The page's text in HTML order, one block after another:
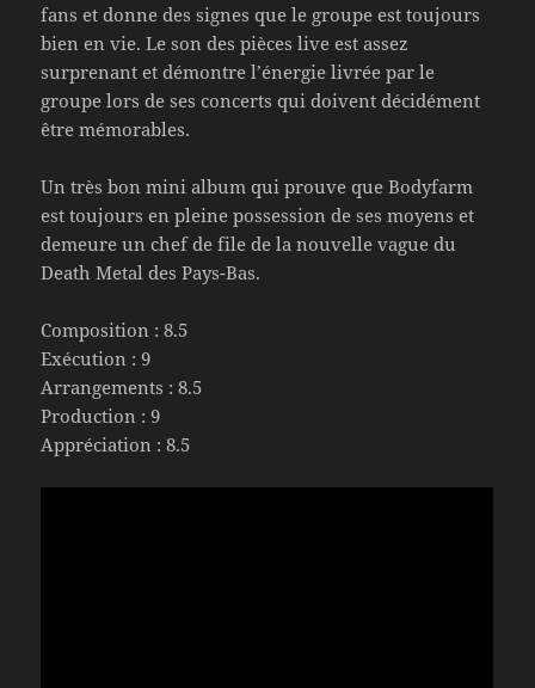
fans et donne des signes que le groupe est toujours
bien en vie. Le son des pièces live est assez
surprenant et démontre l’énergie livrée par le
groupe lors de ses concerts qui doivent décidément
être mémorables.
Un très bon mini album qui prouve que Bodyfarm
est toujours en pleine possession de ses moyens et
demeure un chef de file de la nouvelle vague du
Death Metal des Pays-Bas.
Composition : 8.5
Exécution : 9
Arrangements : 8.5
Production : 9
Appréciation : 8.5